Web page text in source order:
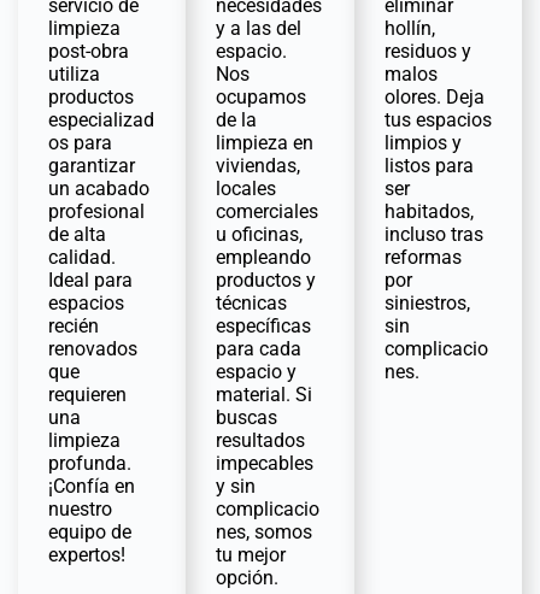
servicio de
limpieza
post-obra
utiliza
productos
especializad
os para
garantizar
un acabado
profesional
de alta
calidad.
Ideal para
espacios
recién
renovados
que
requieren
una
limpieza
profunda.
¡Confía en
nuestro
equipo de
expertos!
necesidades
y a las del
espacio.
Nos
ocupamos
de la
limpieza en
viviendas,
locales
comerciales
u oficinas,
empleando
productos y
técnicas
específicas
para cada
espacio y
material. Si
buscas
resultados
impecables
y sin
complicacio
nes, somos
tu mejor
opción.
eliminar
hollín,
residuos y
malos
olores. Deja
tus espacios
limpios y
listos para
ser
habitados,
incluso tras
reformas
por
siniestros,
sin
complicacio
nes.